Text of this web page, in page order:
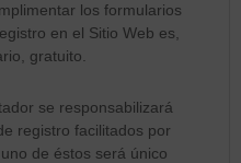
los formularios
en el Sitio Web es,
gratuito.
se responsabilizará
registro facilitados por
de éstos será único